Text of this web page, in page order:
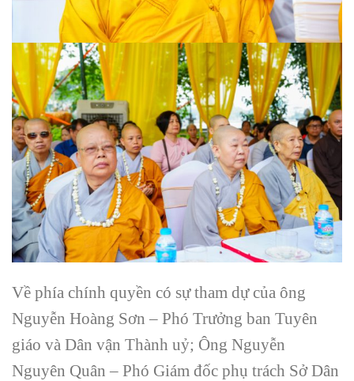
Về phía chính quyền có sự tham dự của ông
Nguyễn Hoàng Sơn – Phó Trưởng ban Tuyên
giáo và Dân vận Thành uỷ; Ông Nguyễn
Nguyên Quân – Phó Giám đốc phụ trách Sở Dân